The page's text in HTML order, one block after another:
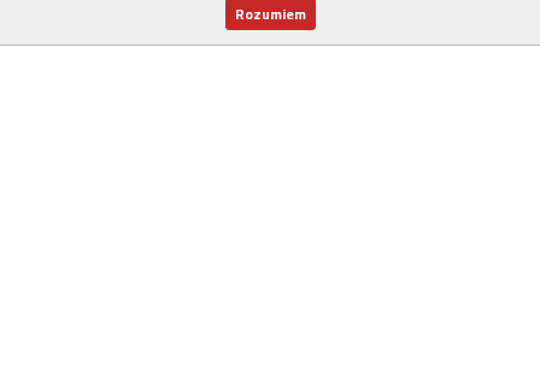
Rozumiem